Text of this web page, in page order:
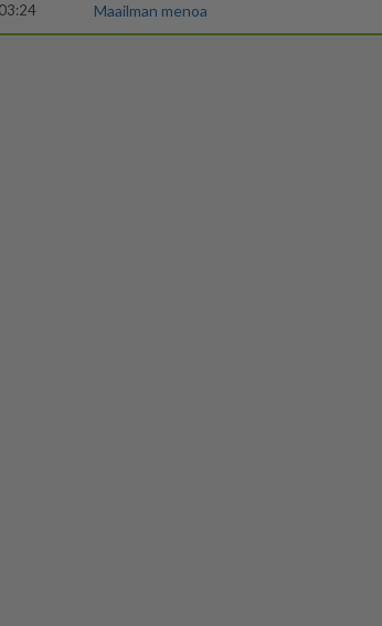
Maailman menoa